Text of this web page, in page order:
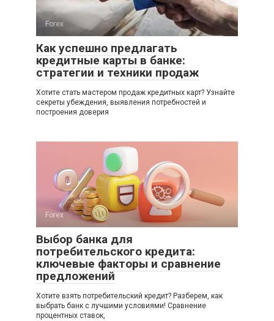
Forex
Как успешно предлагать
кредитные карты в банке:
стратегии и техники продаж
Хотите стать мастером продаж кредитных карт? Узнайте
секреты убеждения, выявления потребностей и
построения доверия
Forex
Выбор банка для
потребительского кредита:
ключевые факторы и сравнение
предложений
Хотите взять потребительский кредит? Разберем, как
выбрать банк с лучшими условиями! Сравнение
процентных ставок,